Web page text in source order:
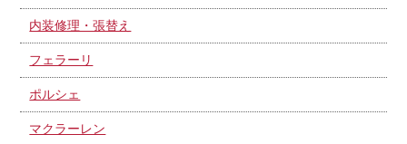
内装修理・張替え
フェラーリ
ポルシェ
マクラーレン